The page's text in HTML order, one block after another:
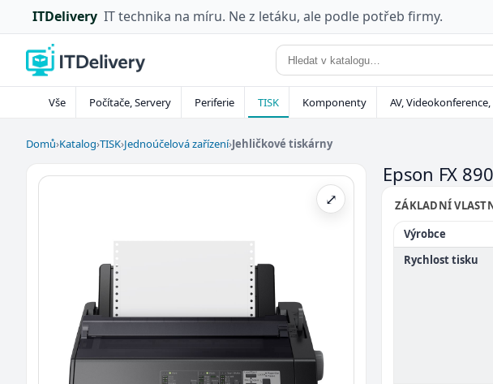
ITDelivery IT technika na míru. Ne z letáku, ale podle potřeb firmy.
Vše Počítače, Servery Periferie TISK Komponenty AV,
Domů›Katalog›TISK›Jednoúčelová zařízení›Jehličkové tiskárny
⤢
Epson FX
ZÁKLADNÍ
Výrobce
Rychlost tisku